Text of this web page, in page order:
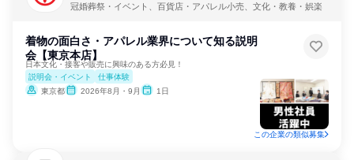
冠婚葬祭・イベント、百貨店・アパレル小売、文化・教養・娯楽
着物の面白さ・アパレル業界について知る説明
会【東京本店】
日本文化・接客や販売に興味のある方必見！
説明会・イベント
仕事体験
東京都
2026年8月・9月 1日
この企業の類似募集